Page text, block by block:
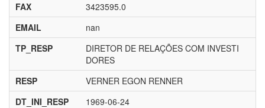
FAX
3423595.0
EMAIL
nan
TP_RESP
DIRETOR DE RELAÇÕES COM INVESTI
DORES
RESP
VERNER EGON RENNER
DT_INI_RESP
1969-06-24